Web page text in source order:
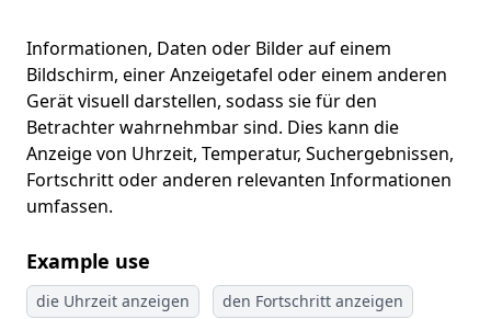
Informationen, Daten oder Bilder auf einem
Bildschirm, einer Anzeigetafel oder einem anderen
Gerät visuell darstellen, sodass sie für den
Betrachter wahrnehmbar sind. Dies kann die
Anzeige von Uhrzeit, Temperatur, Suchergebnissen,
Fortschritt oder anderen relevanten Informationen
umfassen.
Example use
die Uhrzeit anzeigen
den Fortschritt anzeigen